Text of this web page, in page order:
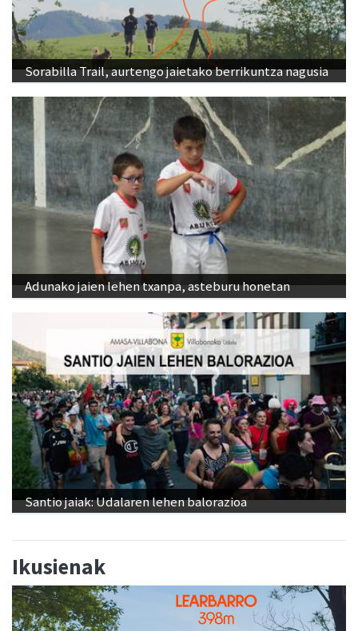
Sorabilla Trail, aurtengo jaietako berrikuntza nagusia
Adunako jaien lehen txanpa, asteburu honetan
Santio jaiak: Udalaren lehen balorazioa
Ikusienak